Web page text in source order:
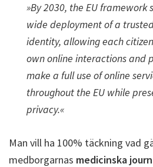
»By 2030, the EU framework
wide deployment of a
identity, allowing each
own online interactions and
make a full use of online
throughout the EU while
privacy.«
Man vill ha 100% täckning vad
medborgarnas medicinska